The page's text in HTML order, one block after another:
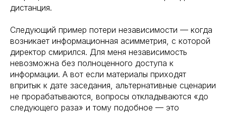
дистанция.
Следующий пример потери независимости — когда
возникает информационная асимметрия, с которой
директор смирился. Для меня независимость
невозможна без полноценного доступа к
информации. А вот если материалы приходят
впритык к дате заседания, альтернативные сценарии
не прорабатываются, вопросы откладываются «до
следующего раза» и тому подобное — это